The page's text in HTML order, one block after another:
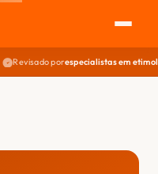
Revisado porespecialistas em